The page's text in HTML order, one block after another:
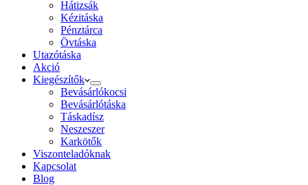
Hátizsák
Kézitáska
Pénztárca
Övtáska
Utazótáska
Akció
Kiegészítők
Bevásárlókocsi
Bevásárlótáska
Táskadísz
Neszeszer
Karkötők
Viszonteladóknak
Kapcsolat
Blog